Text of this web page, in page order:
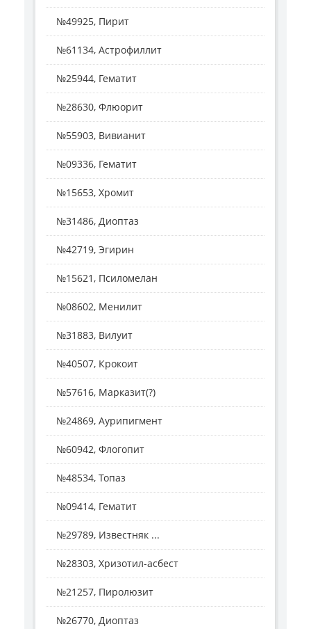
№49925, Пирит
№61134, Астрофиллит
№25944, Гематит
№28630, Флюорит
№55903, Вивианит
№09336, Гематит
№15653, Хромит
№31486, Диоптаз
№42719, Эгирин
№15621, Псиломелан
№08602, Менилит
№31883, Вилуит
№40507, Крокоит
№57616, Марказит(?)
№24869, Аурипигмент
№60942, Флогопит
№48534, Топаз
№09414, Гематит
№29789, Известняк ...
№28303, Хризотил-асбест
№21257, Пиролюзит
№26770, Диоптаз